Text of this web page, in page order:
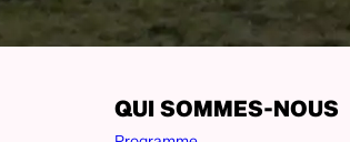
QUI SOMMES-NOUS